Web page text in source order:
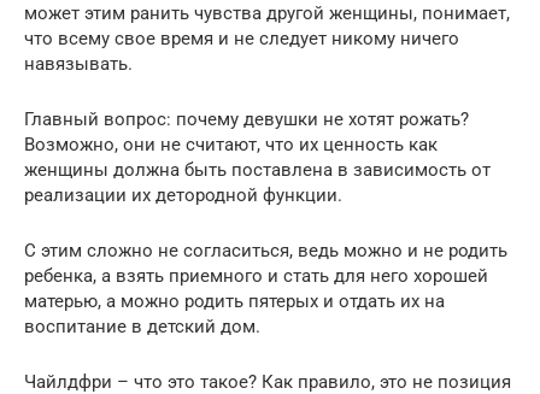
может этим ранить чувства другой женщины, понимает,
что всему свое время и не следует никому ничего
навязывать.
Главный вопрос: почему девушки не хотят рожать?
Возможно, они не считают, что их ценность как
женщины должна быть поставлена в зависимость от
реализации их детородной функции.
С этим сложно не согласиться, ведь можно и не родить
ребенка, а взять приемного и стать для него хорошей
матерью, а можно родить пятерых и отдать их на
воспитание в детский дом.
Чайлдфри – что это такое? Как правило, это не позиция